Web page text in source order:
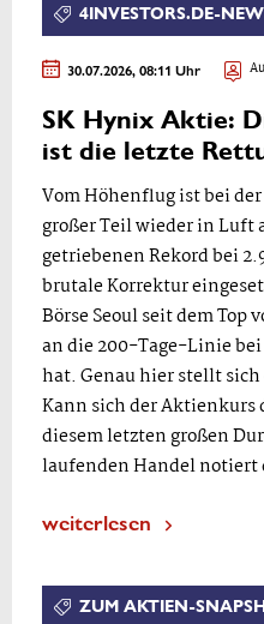
4INVESTORS.DE-
30.07.2026, 08:11 Uhr
SK Hynix Aktie:
ist die letzte
Vom Höhenflug ist bei
großer Teil wieder in Luft
getriebenen Rekord bei
brutale Korrektur
Börse Seoul seit dem Top
an die 200-Tage-Linie bei
hat. Genau hier stellt
Kann sich der
diesem letzten großen
laufenden Handel notiert
weiterlesen
ZUM AKTIEN-